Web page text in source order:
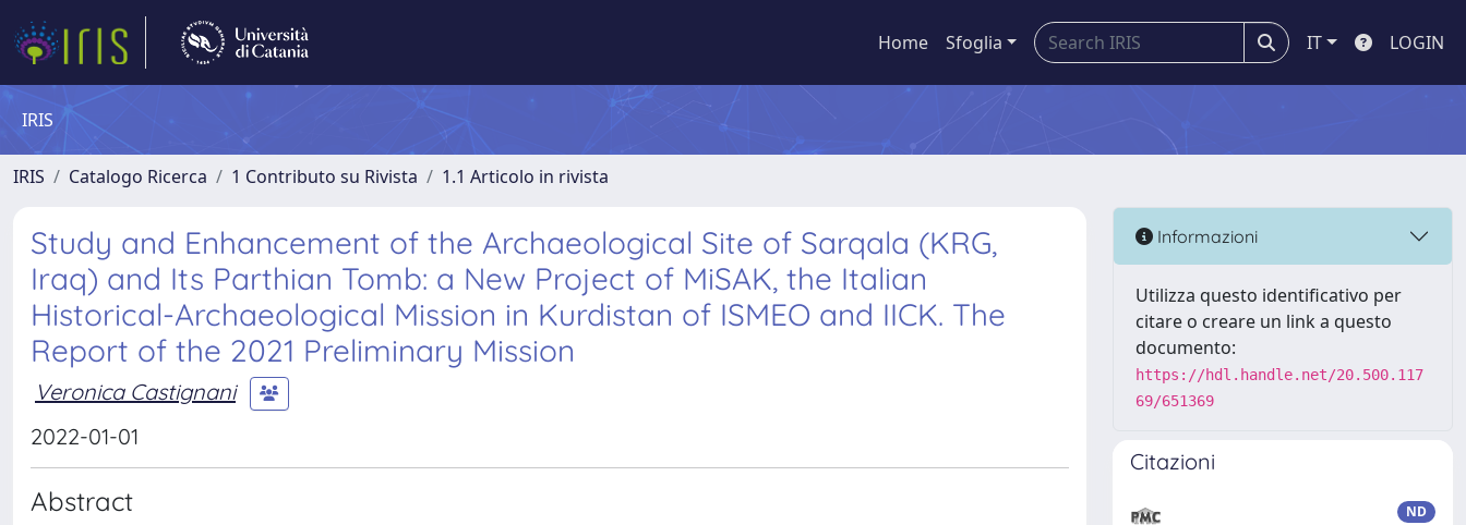
Home Sfoglia IT LOGIN
IRIS
IRIS Catalogo Ricerca 1 Contributo su Rivista 1.1 Articolo in rivista
Study and Enhancement of the Archaeological Site of Sarqala (KRG,
Iraq) and Its Parthian Tomb: a New Project of MiSAK, the Italian
Historical-Archaeological Mission in Kurdistan of ISMEO and IICK. The
Report of the 2021 Preliminary Mission
Veronica Castignani
2022-01-01
Abstract
Informazioni
Utilizza questo identificativo per
citare o creare un link a questo
documento:
https://hdl.handle.net/20.500.117
69/651369
Citazioni
ND